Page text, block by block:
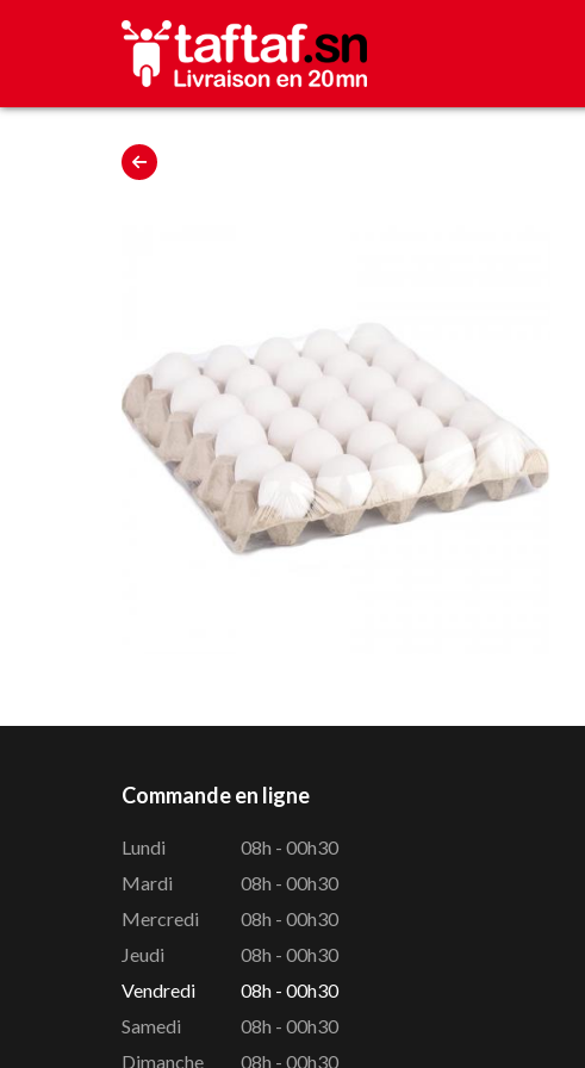
Commande en ligne
Lundi
08h - 00h30
Mardi
08h - 00h30
Mercredi
08h - 00h30
Jeudi
08h - 00h30
Vendredi
08h - 00h30
Samedi
08h - 00h30
Dimanche
08h - 00h30